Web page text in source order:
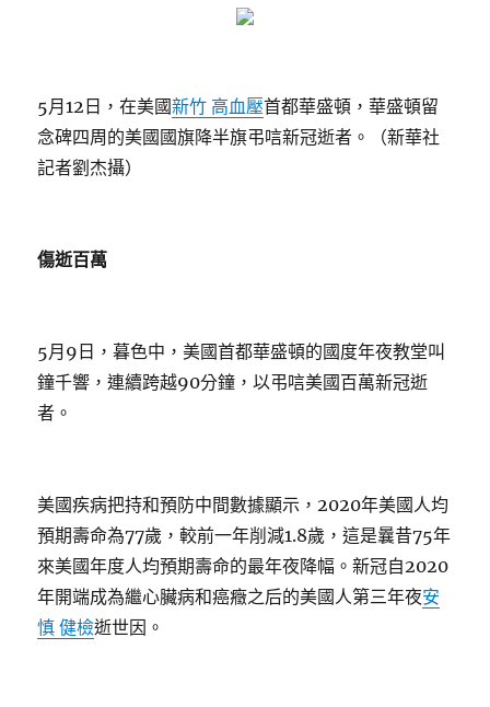
5月12日，在美國新竹 高血壓首都華盛頓，華盛頓留
念碑四周的美國國旗降半旗弔唁新冠逝者。（新華社
記者劉杰攝）
傷逝百萬
5月9日，暮色中，美國首都華盛頓的國度年夜教堂叫
鐘千響，連續跨越90分鐘，以弔唁美國百萬新冠逝
者。
美國疾病把持和預防中間數據顯示，2020年美國人均
預期壽命為77歲，較前一年削減1.8歲，這是曩昔75年
來美國年度人均預期壽命的最年夜降幅。新冠自2020
年開端成為繼心臟病和癌癥之后的美國人第三年夜安
慎 健檢逝世因。